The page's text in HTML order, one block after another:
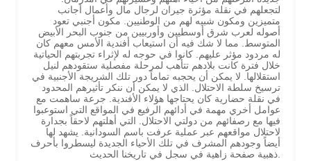
لتجعلهم في نقلة مؤثرة جيران لرجال مال وأعمال أجانب
متميزين ومكون شبيه لهم من الوطنيين. مكون أجنبي تعود
أصوله لعرب شرق أوسطيين وأوربيين من جنوب البحر الأبيض
المتوسط. مما لا شك فيه أن استيعاب أفندية الأمس معهم كان
له مردود مؤثر عليهم. كانوا في حوجه له لإثراء تجربتهم الحياتية
خلال فترة كانت بلادهم تتأهب لمرحلة مفصلية ستقودهم لنيل
استقلالها. لا يمكن أن يحجبه تماماً دور تلك الشريجة الأجنبية في
ترسيخ سلطة الاحتلال. الذي لا يمكن أن ننكر تأثيرهم المحدود
في نقلة حضارية كان يحتاجها هؤلاء الأفندية. جرعة ساهمت مع
عوامل أخري مهمة في أدائهم الرفيع في المواقع التي استوعبوا
فيها مع رصفائهم من دولتي الاحتلال. التي أهلتهم لاحقاً بجدارة
لاحتلال مواقعهم عبر عملية عرفت باسم السودانية. يشهد لها
أيضاً وجودهم المشرف في تلك الأحياء الجديدة ليسطروا بأحرف
ذهبية صفحة زاهية في سجل في تاريخنا الحديث.